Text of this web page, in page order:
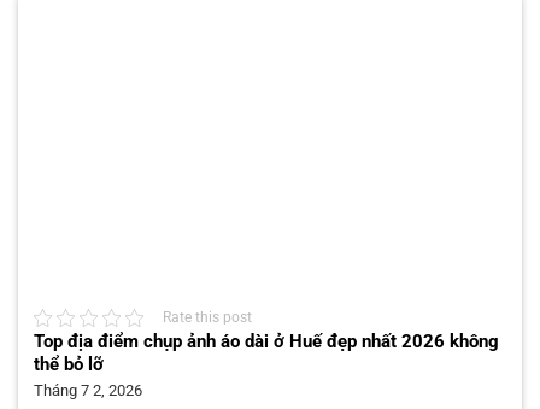
Rate this post
Top địa điểm chụp ảnh áo dài ở Huế đẹp nhất 2026 không
thể bỏ lỡ
Tháng 7 2, 2026